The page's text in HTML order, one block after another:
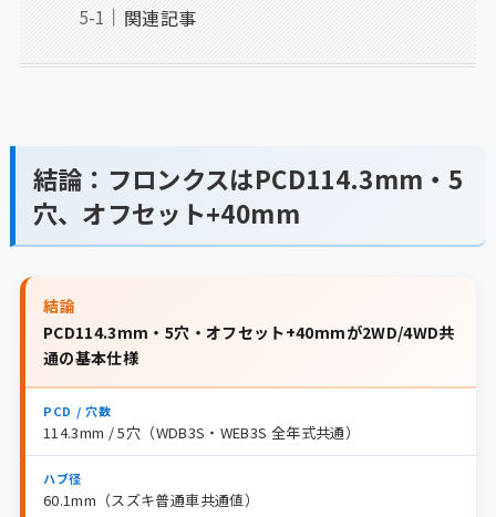
関連記事
結論：フロンクスはPCD114.3mm・5
穴、オフセット+40mm
結論
PCD114.3mm・5穴・オフセット+40mmが2WD/4WD共
通の基本仕様
PCD / 穴数
114.3mm / 5穴（WDB3S・WEB3S 全年式共通）
ハブ径
60.1mm（スズキ普通車共通値）